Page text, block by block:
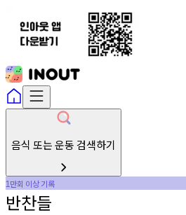
음식 또는 운동 검색하기
1만회 이상기록
반찬들